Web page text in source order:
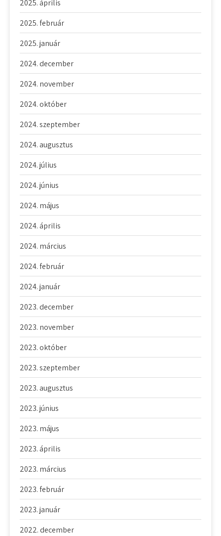
2025. április
2025. február
2025. január
2024. december
2024. november
2024. október
2024. szeptember
2024. augusztus
2024. július
2024. június
2024. május
2024. április
2024. március
2024. február
2024. január
2023. december
2023. november
2023. október
2023. szeptember
2023. augusztus
2023. június
2023. május
2023. április
2023. március
2023. február
2023. január
2022. december